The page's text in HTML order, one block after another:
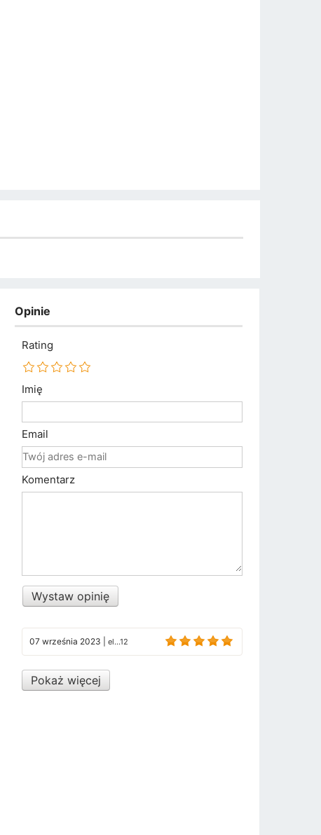
Opinie
Rating
Imię
Email
Komentarz
Wystaw opinię
07 września 2023 el...12
Pokaż więcej